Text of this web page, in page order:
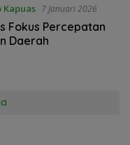
Kapuas 7 Januari 2026
Fokus Percepatan
Daerah